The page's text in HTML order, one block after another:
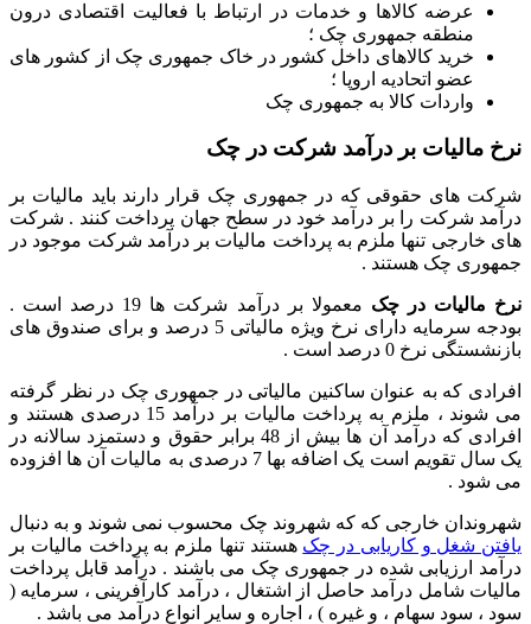
عرضه کالاها و خدمات در ارتباط با فعالیت اقتصادی درون
منطقه جمهوری چک ؛
خرید کالاهای داخل کشور در خاک جمهوری چک از کشور های
عضو اتحادیه اروپا ؛
واردات کالا به جمهوری چک
نرخ مالیات بر درآمد شرکت در چک
شرکت های حقوقی که در جمهوری چک قرار دارند باید مالیات بر
درآمد شرکت را بر درآمد خود در سطح جهان پرداخت کنند . شرکت
های خارجی تنها ملزم به پرداخت مالیات بر درآمد شرکت موجود در
جمهوری چک هستند .
نرخ مالیات در چک
معمولا بر درآمد شرکت ها 19 درصد است .
بودجه سرمایه دارای نرخ ویژه مالیاتی 5
درصد و برای صندوق های
بازنشستگی نرخ 0
درصد است .
افرادی که به عنوان ساکنین مالیاتی در جمهوری چک در نظر گرفته
می شوند ، ملزم به پرداخت مالیات بر درآمد 15
درصدی هستند و
افرادی که درآمد آن ها بیش از 48 برابر حقوق و دستمزد سالانه در
یک سال تقویم است یک اضافه بها 7
درصدی به مالیات آن ها افزوده
می شود .
شهروندان خارجی که که شهروند چک محسوب نمی شوند و به دنبال
یافتن شغل و کاریابی در چک هستند تنها ملزم به پرداخت مالیات بر
درآمد ارزیابی شده در جمهوری چک می باشند . درآمد قابل پرداخت
مالیات شامل درآمد حاصل از اشتغال ، درآمد کارآفرینی ، سرمایه (
سود ، سود سهام ، و غیره ) ، اجاره و سایر انواع درآمد می باشد .